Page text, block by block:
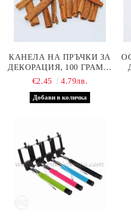
КАНЕЛА НА ПРЪЧКИ ЗА
ДЕКОРАЦИЯ, 100 ГРАМА,
ДЪЛЖИНА 8-10 СМ
€2.45 4.79лв.